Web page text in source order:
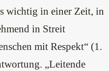
wichtig in einer Zeit, in
in Streit
mit Respekt“ (1.
„Leitende